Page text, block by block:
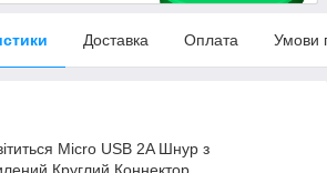
Доставка Оплата Умови
Micro USB 2A Шнур з